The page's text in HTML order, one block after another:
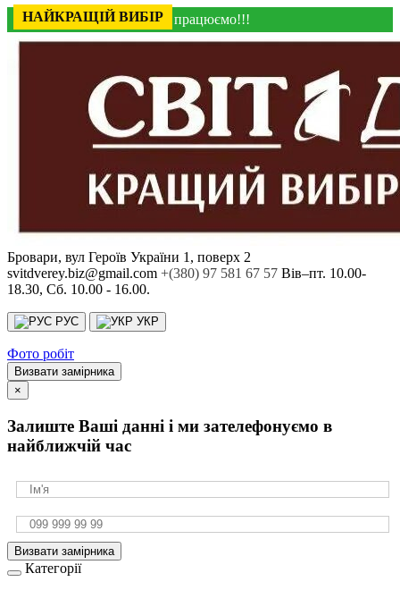
Ми працюємо!!!
Бровари, вул Героїв України 1, поверх 2
svitdverey.biz@gmail.com +(380) 97 581 67 57 Вів–пт. 10.00-
18.30, Сб. 10.00 - 16.00.
РУС УКР
Фото робіт
Визвати замірника
×
Залиште Ваші данні і ми зателефонуємо в
найближчій час
Визвати замірника
Категорії
У НАЯВНОСТІ
У НАЯВНОСТІ
У НАЯВНОСТІ
У НАЯВНОСТІ
НАЙКРАЩІЙ ВИБІР
У НАЯВНОСТІ
У НАЯВНОСТІ
У НАЯВНОСТІ
У НАЯВНОСТІ
У НАЯВНОСТІ
У НАЯВНОСТІ
У НАЯВНОСТІ
У НАЯВНОСТІ
У НАЯВНОСТІ
У НАЯВНОСТІ
У НАЯВНОСТІ
НАЙКРАЩІЙ ВИБІР